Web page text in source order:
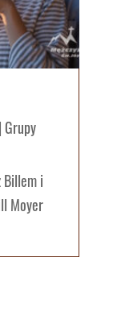
| Grupy
Billem i
Moyer